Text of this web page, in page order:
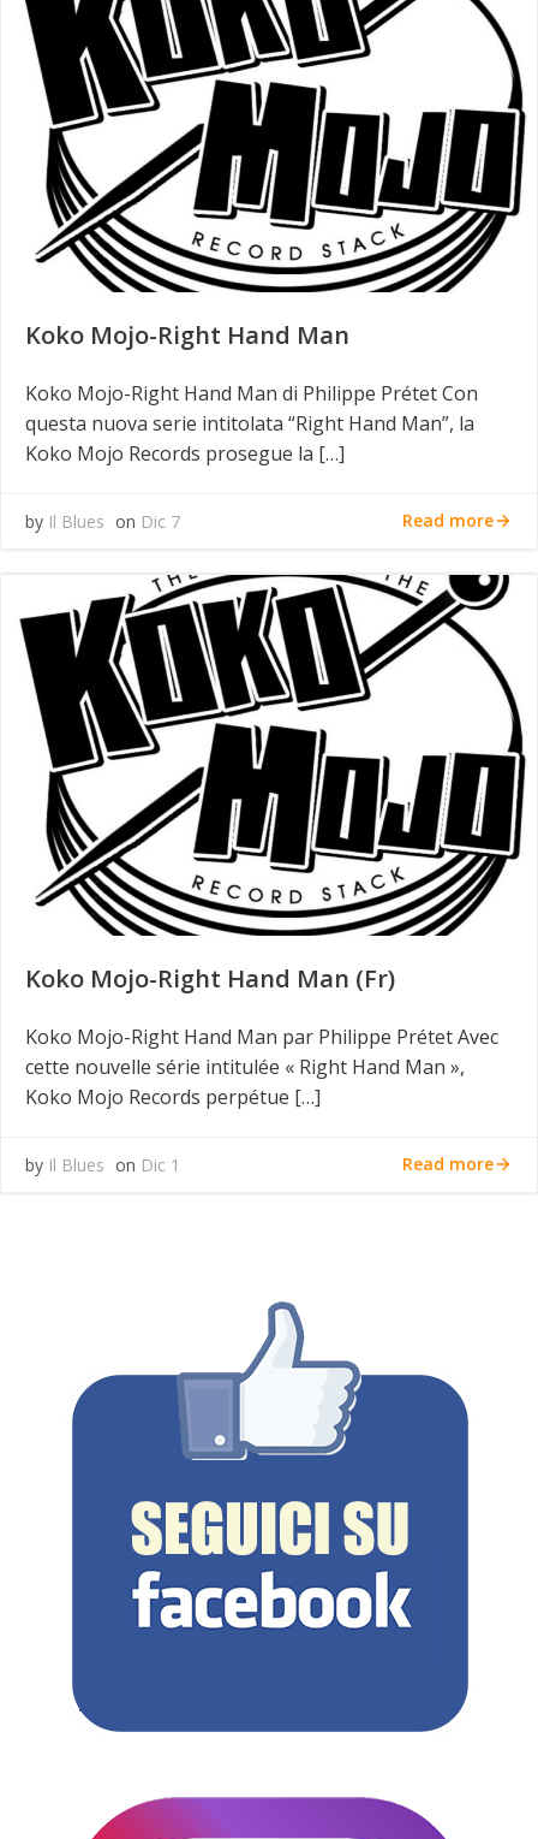
Koko Mojo-Right Hand Man
Koko Mojo-Right Hand Man di Philippe Prétet Con
questa nuova serie intitolata “Right Hand Man”, la
Koko Mojo Records prosegue la […]
by Il Blues on Dic 7 Read more
Koko Mojo-Right Hand Man (Fr)
Koko Mojo-Right Hand Man par Philippe Prétet Avec
cette nouvelle série intitulée « Right Hand Man »,
Koko Mojo Records perpétue […]
by Il Blues on Dic 1 Read more